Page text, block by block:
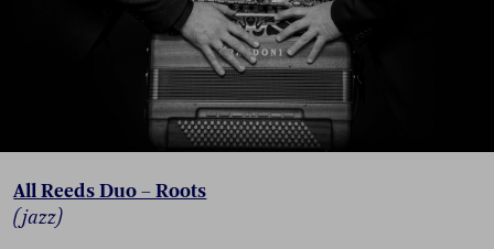
All Reeds Duo – Roots
(jazz)